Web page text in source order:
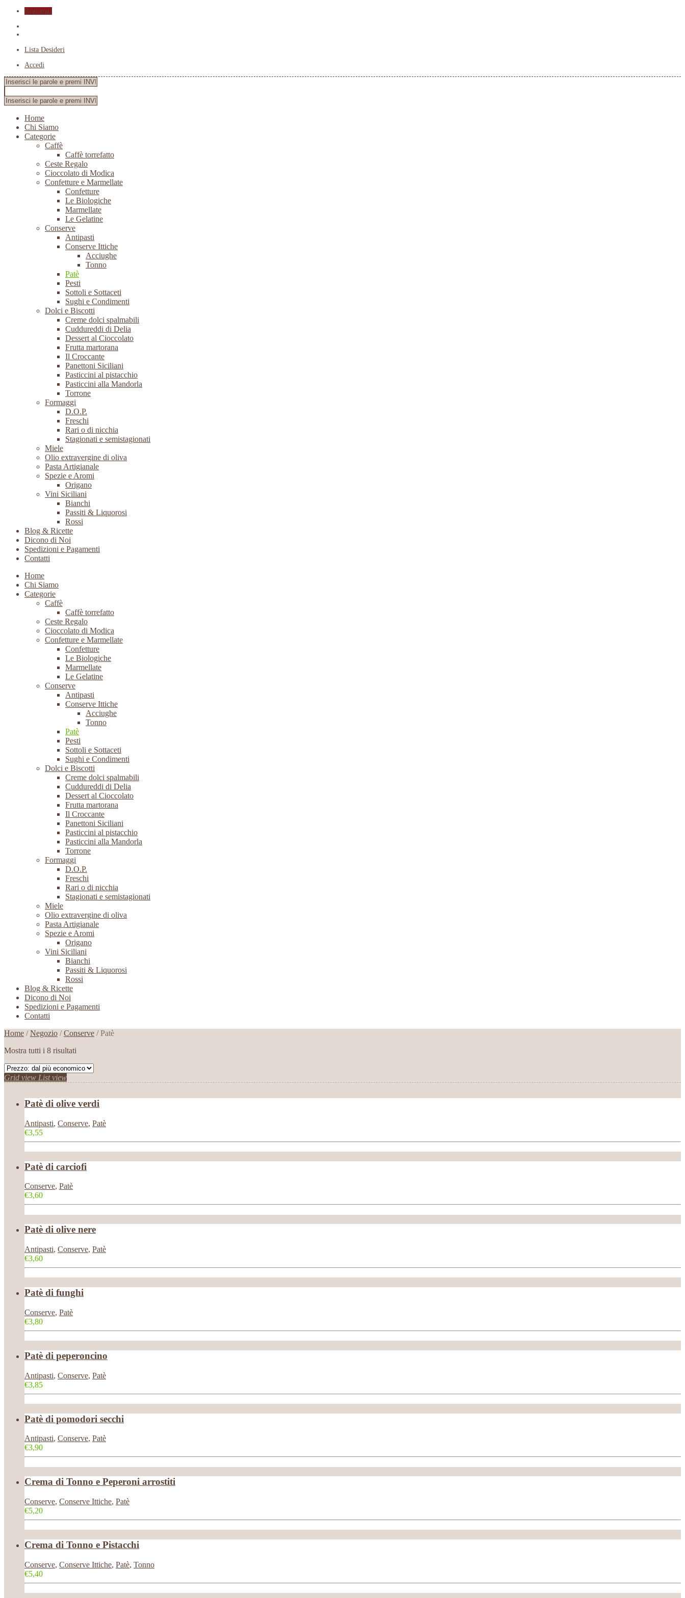
Registrati
Lista Desideri
Accedi
Home
Chi Siamo
Categorie
Caffè
Caffè torrefatto
Ceste Regalo
Cioccolato di Modica
Confetture e Marmellate
Confetture
Le Biologiche
Marmellate
Le Gelatine
Conserve
Antipasti
Conserve Ittiche
Acciughe
Tonno
Patè
Pesti
Sottoli e Sottaceti
Sughi e Condimenti
Dolci e Biscotti
Creme dolci spalmabili
Cuddureddi di Delia
Dessert al Cioccolato
Frutta martorana
Il Croccante
Panettoni Siciliani
Pasticcini al pistacchio
Pasticcini alla Mandorla
Torrone
Formaggi
D.O.P.
Freschi
Rari o di nicchia
Stagionati e semistagionati
Miele
Olio extravergine di oliva
Pasta Artigianale
Spezie e Aromi
Origano
Vini Siciliani
Bianchi
Passiti & Liquorosi
Rossi
Blog & Ricette
Dicono di Noi
Spedizioni e Pagamenti
Contatti
Home
Chi Siamo
Categorie
Caffè
Caffè torrefatto
Ceste Regalo
Cioccolato di Modica
Confetture e Marmellate
Confetture
Le Biologiche
Marmellate
Le Gelatine
Conserve
Antipasti
Conserve Ittiche
Acciughe
Tonno
Patè
Pesti
Sottoli e Sottaceti
Sughi e Condimenti
Dolci e Biscotti
Creme dolci spalmabili
Cuddureddi di Delia
Dessert al Cioccolato
Frutta martorana
Il Croccante
Panettoni Siciliani
Pasticcini al pistacchio
Pasticcini alla Mandorla
Torrone
Formaggi
D.O.P.
Freschi
Rari o di nicchia
Stagionati e semistagionati
Miele
Olio extravergine di oliva
Pasta Artigianale
Spezie e Aromi
Origano
Vini Siciliani
Bianchi
Passiti & Liquorosi
Rossi
Blog & Ricette
Dicono di Noi
Spedizioni e Pagamenti
Contatti
Home /Negozio /Conserve / Patè
Mostra tutti i 8 risultati
Grid view List view
Patè di olive verdi
Antipasti, Conserve, Patè
€3,55
Patè di carciofi
Conserve, Patè
€3,60
Patè di olive nere
Antipasti, Conserve, Patè
€3,60
Patè di funghi
Conserve, Patè
€3,80
Patè di peperoncino
Antipasti, Conserve, Patè
€3,85
Patè di pomodori secchi
Antipasti, Conserve, Patè
€3,90
Crema di Tonno e Peperoni arrostiti
Conserve, Conserve Ittiche, Patè
€5,20
Crema di Tonno e Pistacchi
Conserve, Conserve Ittiche, Patè, Tonno
€5,40